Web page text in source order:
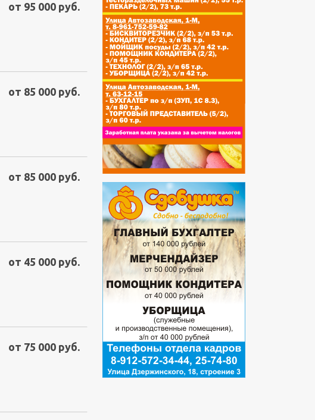
от 95 000 руб.
от 85 000 руб.
от 85 000 руб.
от 45 000 руб.
от 75 000 руб.